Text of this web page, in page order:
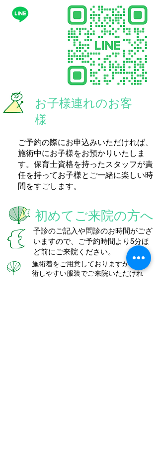
​お子様連れのお客
様
ご予約の際にお申込みいただければ、
施術中にお子様をお預かりいたしま
す。保育士資格を持ったスタッフが責
任を持ってお子様とご一緒に楽しい時
間をすごします。
初めてご来院の方へ
​予診のご記入や問診のお時間がござ
いますので、ご予約時間より5分ほ
ど前にご来院ください。
​施術着をご用意しておりますが、施
術しやすい服装でご来院いただけれ